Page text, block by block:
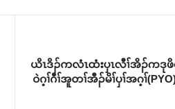
ယိၤဒိၣ်ကလံၤထံးပှၤလီၢ်အိၣ်ကဒု
ဝဲဂ့ၢ်ဂီၢ်အူတၢ်အီၣ်မိၢ်ပှၢ်အဂ့ၢ်